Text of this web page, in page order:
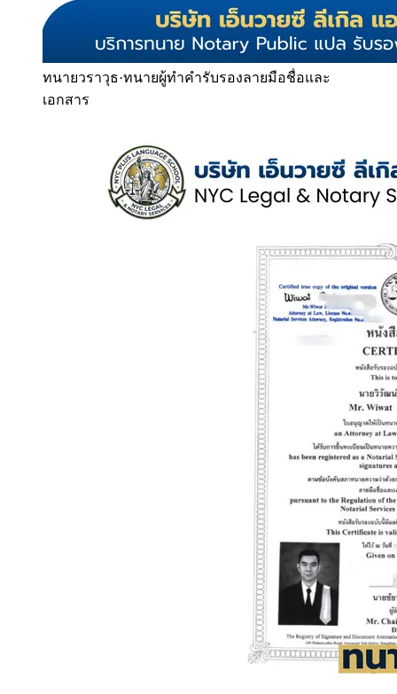
ทนายวราวุธ·ทนายผู้ทำคำรับรองลายมือชื่อและ
เอกสาร